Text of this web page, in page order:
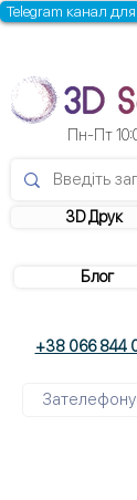
3D Друк
+38 066 844
Блог
Пн-Пт
Telegram канал